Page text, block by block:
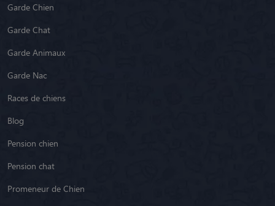
Garde Chien
Garde Chat
Garde Animaux
Garde Nac
Races de chiens
Blog
Pension chien
Pension chat
Promeneur de Chien